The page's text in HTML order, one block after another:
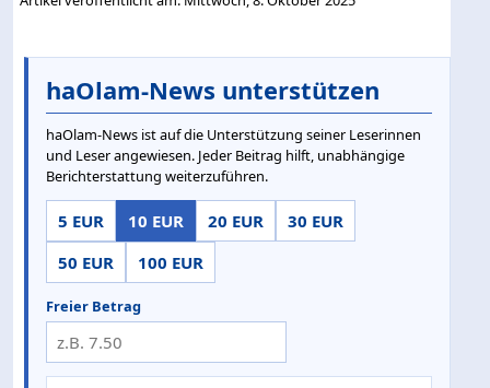
haOlam-News unterstützen
haOlam-News ist auf die Unterstützung seiner Leserinnen
und Leser angewiesen. Jeder Beitrag hilft, unabhängige
Berichterstattung weiterzuführen.
5 EUR 10 EUR 20 EUR
30 EUR
50 EUR
100 EUR
Freier Betrag